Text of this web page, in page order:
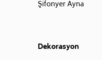
Şifonyer Ayna
Dekorasyon